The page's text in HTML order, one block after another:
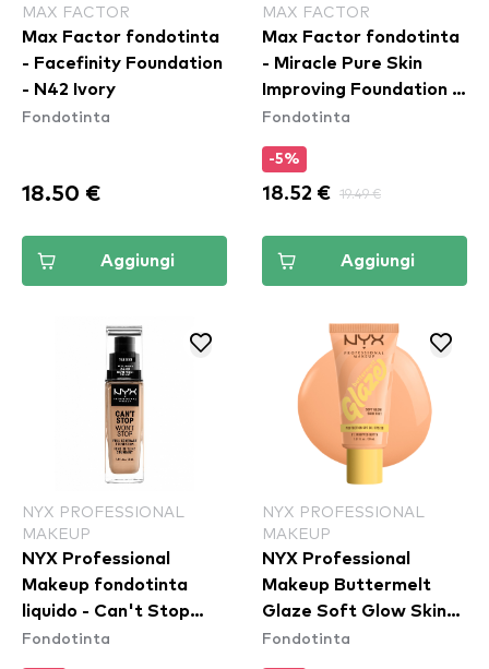
MAX FACTOR
Max Factor fondotinta
- Facefinity Foundation
- N42 Ivory
Fondotinta
18.50 €
Aggiungi
MAX FACTOR
Max Factor fondotinta
- Miracle Pure Skin
Improving Foundation -
75 Golden
Fondotinta
-5%
18.52 € 19.49 €
Aggiungi
NYX PROFESSIONAL
MAKEUP
NYX Professional
Makeup fondotinta
liquido - Can't Stop
Won't Stop Full
Fondotinta
NYX PROFESSIONAL
MAKEUP
NYX Professional
Makeup Buttermelt
Glaze Soft Glow Skin
Tint SPF30 - Whipped
Fondotinta